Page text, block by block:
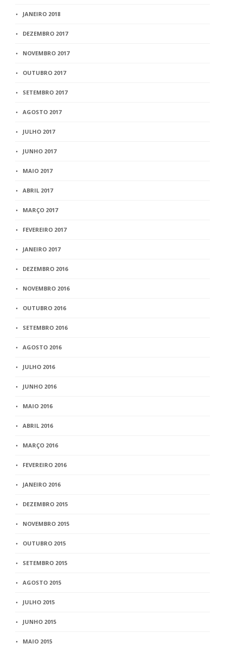
JANEIRO 2018
DEZEMBRO 2017
NOVEMBRO 2017
OUTUBRO 2017
SETEMBRO 2017
AGOSTO 2017
JULHO 2017
JUNHO 2017
MAIO 2017
ABRIL 2017
MARÇO 2017
FEVEREIRO 2017
JANEIRO 2017
DEZEMBRO 2016
NOVEMBRO 2016
OUTUBRO 2016
SETEMBRO 2016
AGOSTO 2016
JULHO 2016
JUNHO 2016
MAIO 2016
ABRIL 2016
MARÇO 2016
FEVEREIRO 2016
JANEIRO 2016
DEZEMBRO 2015
NOVEMBRO 2015
OUTUBRO 2015
SETEMBRO 2015
AGOSTO 2015
JULHO 2015
JUNHO 2015
MAIO 2015